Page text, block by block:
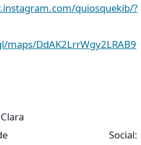
quiosquekib/?
maps/DdAK2LrrWgy2LRAB9
Social: